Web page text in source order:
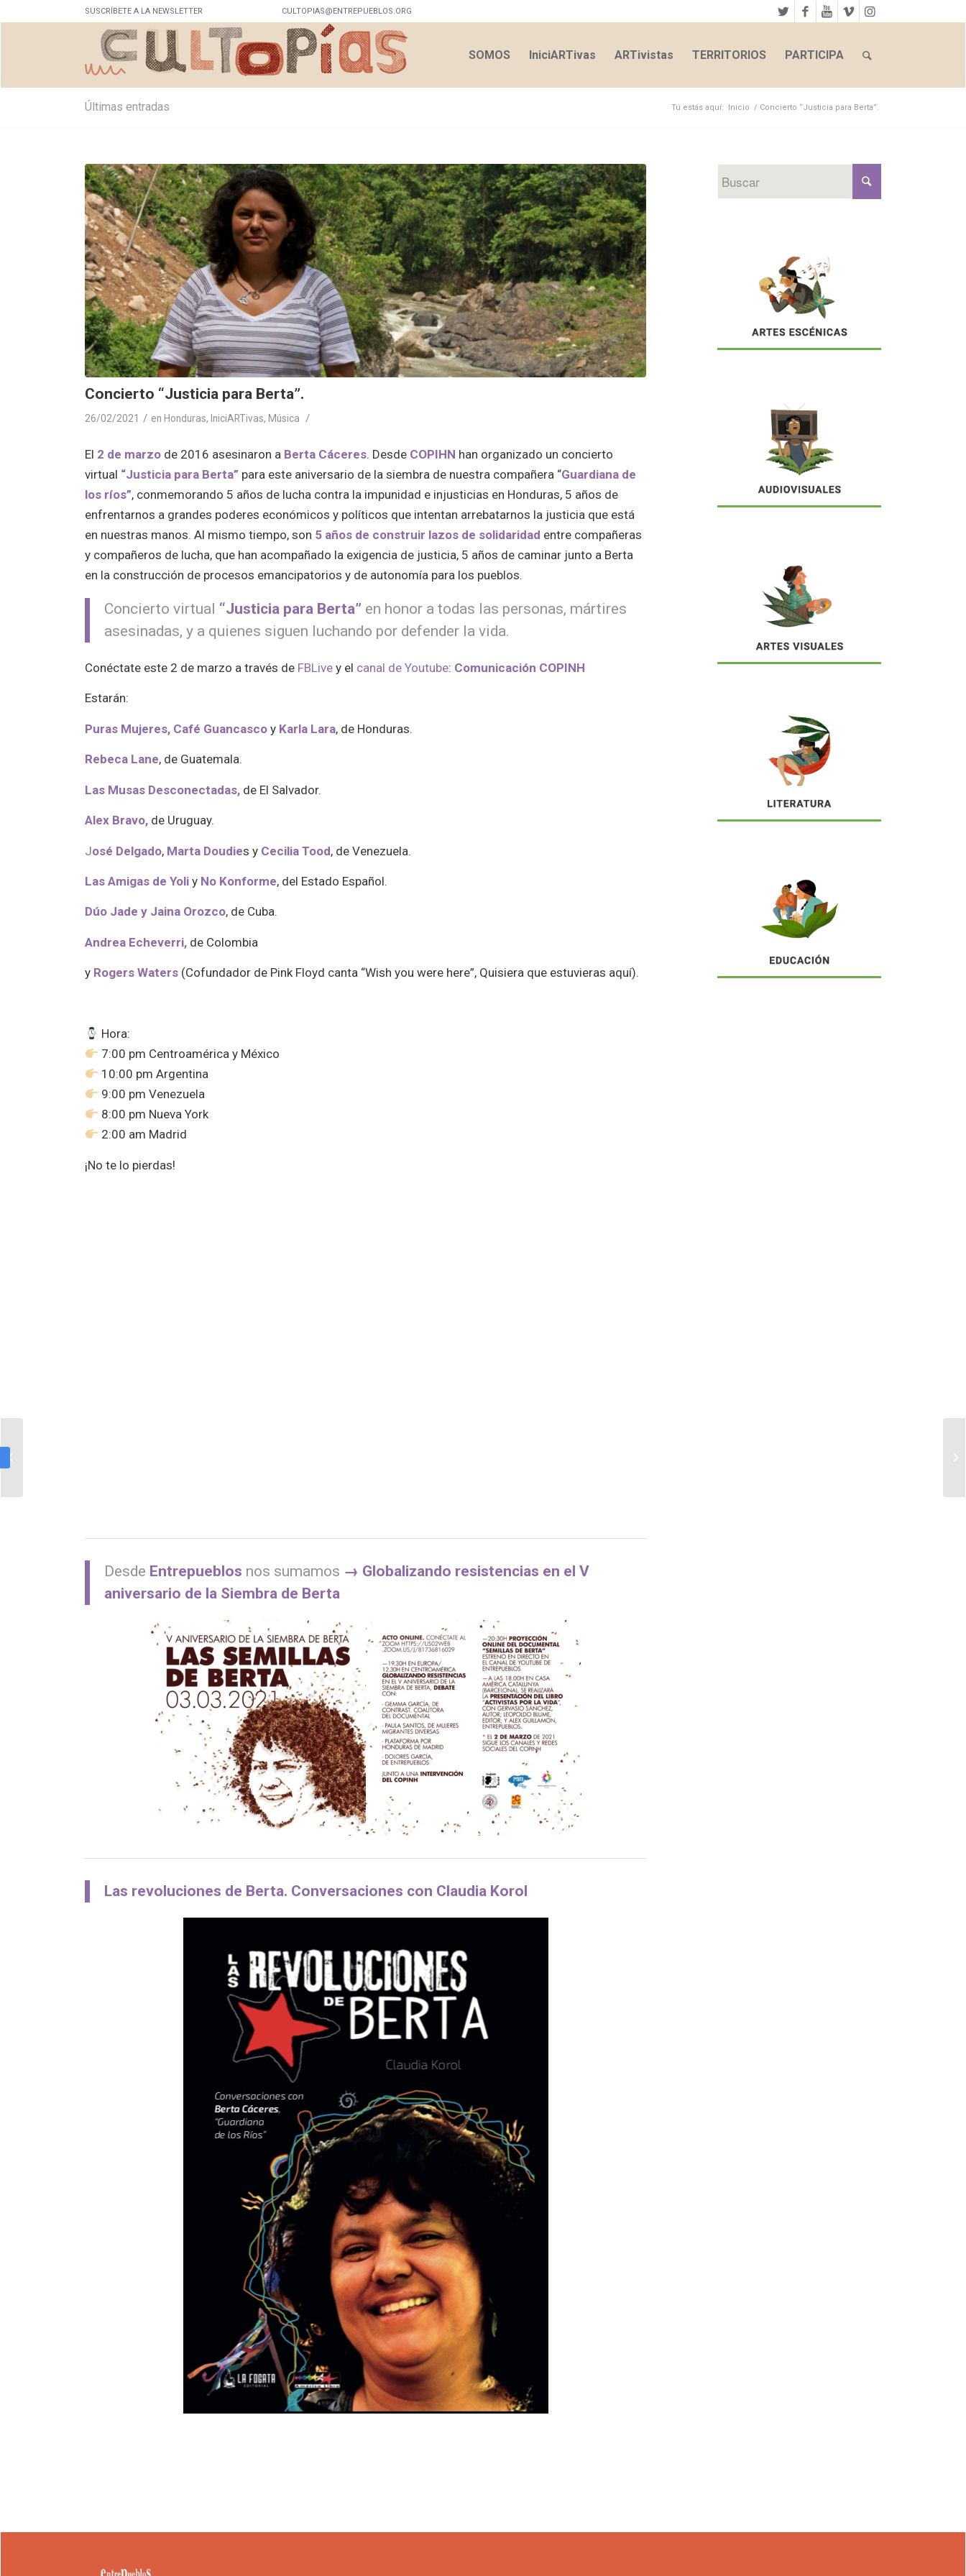
SUSCRÍBETE A LA NEWSLETTER CULTOPIAS@ENTREPUEBLOS.ORG
SOMOS IniciARTivas ARTivistas TERRITORIOS PARTICIPA
Últimas entradas Tú estás aquí: Inicio / Concierto “Justicia para Berta”.
Concierto “Justicia para Berta”.
26/02/2021 / en Honduras, IniciARTivas, Música /
El 2 de marzo de 2016 asesinaron a Berta Cáceres. Desde COPIHN han organizado un concierto
virtual “Justicia para Berta” para este aniversario de la siembra de nuestra compañera “Guardiana de
los ríos”, conmemorando 5 años de lucha contra la impunidad e injusticias en Honduras, 5 años de
enfrentarnos a grandes poderes económicos y políticos que intentan arrebatarnos la justicia que está
en nuestras manos. Al mismo tiempo, son 5 años de construir lazos de solidaridad entre compañeras
y compañeros de lucha, que han acompañado la exigencia de justicia, 5 años de caminar junto a Berta
en la construcción de procesos emancipatorios y de autonomía para los pueblos.
Concierto virtual “Justicia para Berta” en honor a todas las personas, mártires
asesinadas, y a quienes siguen luchando por defender la vida.
Conéctate este 2 de marzo a través de FBLive y el canal de Youtube: Comunicación COPINH
Estarán:
Puras Mujeres, Café Guancasco y Karla Lara, de Honduras.
Rebeca Lane, de Guatemala.
Las Musas Desconectadas, de El Salvador.
Alex Bravo, de Uruguay.
José Delgado, Marta Doudies y Cecilia Tood, de Venezuela.
Las Amigas de Yoli y No Konforme, del Estado Español.
Dúo Jade y Jaina Orozco, de Cuba.
Andrea Echeverri, de Colombia
y Rogers Waters (Cofundador de Pink Floyd canta “Wish you were here”, Quisiera que estuvieras aquí).
Hora:
7:00 pm Centroamérica y México
10:00 pm Argentina
9:00 pm Venezuela
8:00 pm Nueva York
2:00 am Madrid
¡No te lo pierdas!
Desde Entrepueblos nos sumamos → Globalizando resistencias en el V
aniversario de la Siembra de Berta
Las revoluciones de Berta. Conversaciones con Claudia Korol